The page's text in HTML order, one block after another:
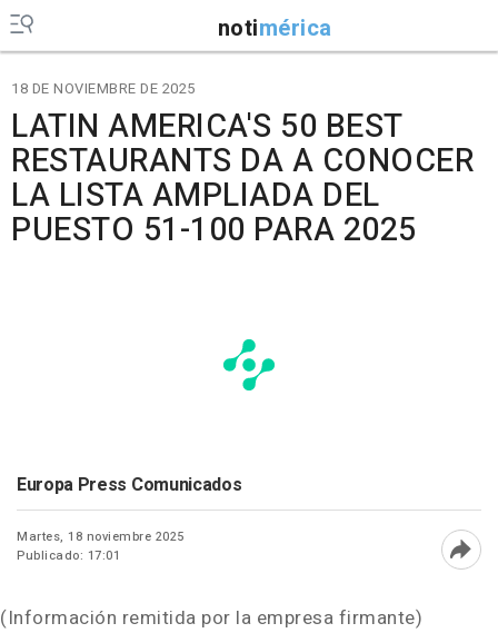
notimérica
18 DE NOVIEMBRE DE 2025
LATIN AMERICA'S 50 BEST
RESTAURANTS DA A CONOCER
LA LISTA AMPLIADA DEL
PUESTO 51-100 PARA 2025
Europa Press Comunicados
Martes, 18 noviembre 2025
Publicado: 17:01
(Información remitida por la empresa firmante)